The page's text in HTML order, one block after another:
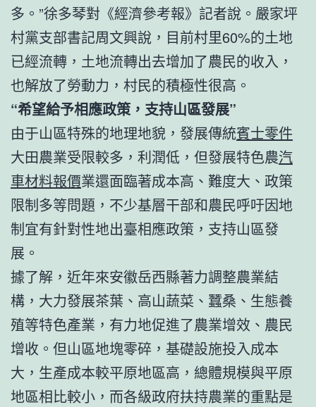
多。”徐多琴對《經濟參考報》記者說。嚴家坪
村黨支部書記周文興說，目前村里60%的土地
已經流轉，土地流轉出去增加了農民的收入，
也解放了勞動力，村民的積極性很高。
“希望給予相應政策，支持山區發展”
由于山區特殊的地理地貌，發展傳統賓士零件
大田農業受限較多，利潤低，但發展特色農汽
車材料報價業還面臨著成本高、難度大、政策
限制多等問題，不少基層干部和農民呼吁因地
制宜有針對性地出臺相應政策，支持山區發
展。
據了解，近年來安徽岳西縣著力調整農業結
構，大力發展茶葉、高山蔬菜、蠶桑、生態養
殖等特色產業，有力地促進了農業增效、農民
增收。但山區地塊零碎，基礎設施投入成本
大，生產成本較平原地區高，總體規模與平原
地區相比較小，而各級政府扶持農業的重點是